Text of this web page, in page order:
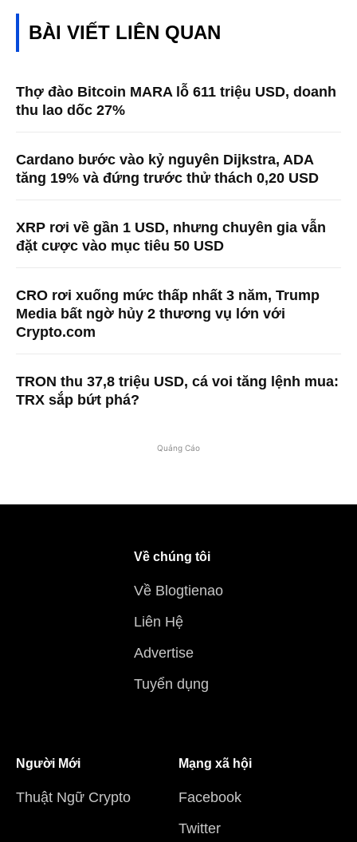
BÀI VIẾT LIÊN QUAN
Thợ đào Bitcoin MARA lỗ 611 triệu USD, doanh
thu lao dốc 27%
Cardano bước vào kỷ nguyên Dijkstra, ADA
tăng 19% và đứng trước thử thách 0,20 USD
XRP rơi về gần 1 USD, nhưng chuyên gia vẫn
đặt cược vào mục tiêu 50 USD
CRO rơi xuống mức thấp nhất 3 năm, Trump
Media bất ngờ hủy 2 thương vụ lớn với
Crypto.com
TRON thu 37,8 triệu USD, cá voi tăng lệnh mua:
TRX sắp bứt phá?
Quảng Cáo
Về chúng tôi
Về Blogtienao
Liên Hệ
Advertise
Tuyển dụng
Người Mới
Thuật Ngữ Crypto
Mạng xã hội
Facebook
Twitter